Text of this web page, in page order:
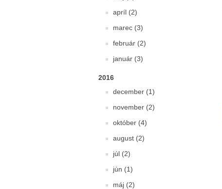
apríl (2)
marec (3)
február (2)
január (3)
2016
december (1)
november (2)
október (4)
august (2)
júl (2)
jún (1)
máj (2)